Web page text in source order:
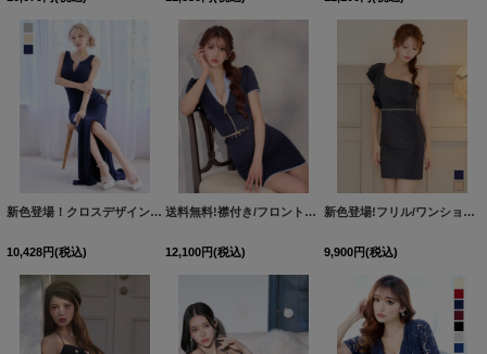
新色登場！クロスデザイン/ノースリーブ/ラメ/ストレッチ/タイト/スリット/ロングドレス/キャバドレス【S-Lサイズ/3カラー】[OF03] 【IM】
10,428円(税込)
送料無料!襟付き/フロントジップ/セットアップ/バイカラー/スーツ生地/ミニドレス/キャバドレス【XS-Lサイズ/1カラー】[OF01] 【SB】dzwvAG
12,100円(税込)
新色登場!フリル/ワンショルダー/ラメ/タイト/ミニドレス/キャバドレス【XS-Mサイズ/2カラー】[OF03]【IM】
9,900円(税込)